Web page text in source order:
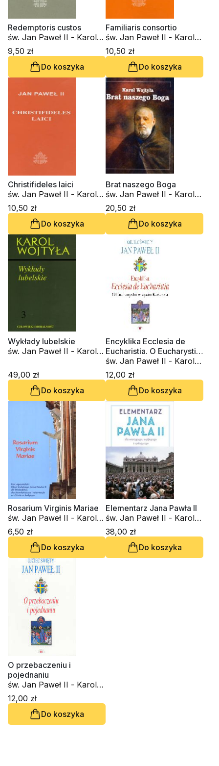
Redemptoris custos
św. Jan Paweł II - Karol
Wojtyła
9,50 zł
Do koszyka
Familiaris consortio
św. Jan Paweł II - Karol
Wojtyła
10,50 zł
Do koszyka
Christifideles laici
św. Jan Paweł II - Karol
Wojtyła
10,50 zł
Do koszyka
Brat naszego Boga
św. Jan Paweł II - Karol
Wojtyła
20,50 zł
Do koszyka
Wykłady lubelskie
św. Jan Paweł II - Karol
49,00 zł
Do koszyka
Encyklika Ecclesia de
Eucharistia. O Eucharystii
w życiu Kościoła
św. Jan Paweł II - Karol
Wojtyła
12,00 zł
Do koszyka
Rosarium Virginis Mariae
św. Jan Paweł II - Karol
Wojtyła
6,50 zł
Do koszyka
Elementarz Jana Pawła II
św. Jan Paweł II - Karol
Wojtyła
38,00 zł
Do koszyka
O przebaczeniu i
pojednaniu
św. Jan Paweł II - Karol
Wojtyła
12,00 zł
Do koszyka